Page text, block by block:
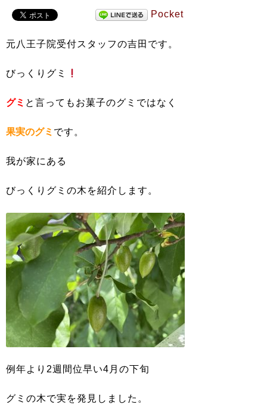
Pocket
元八王子院受付スタッフの吉田です。
びっくりグミ
グミ と言ってもお菓子のグミではなく
果実のグミ です。
我が家にある
びっくりグミの木を紹介します。
例年より2週間位早い4月の下旬
グミの木で実を発見しました。